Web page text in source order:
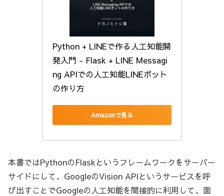
Python + LINEで作る人工知能開
発入門 - Flask + LINE Messagi
ng APIでの人工知能LINEボット
の作り方
Amazonで見る
本書ではPythonのFlaskというフレームワークをサーバー
サイドにして、GoogleのVision APIというサービスを呼
び出すことでGoogleの人工知能を間接的に利用して、面